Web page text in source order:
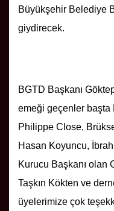
Büyükşehir Belediye
giydirecek.
BGTD Başkanı
emeği geçenler başta
Philippe Close,
Hasan Koyuncu,
Kurucu Başkanı olan
Taşkın Kökten ve
üyelerimize çok